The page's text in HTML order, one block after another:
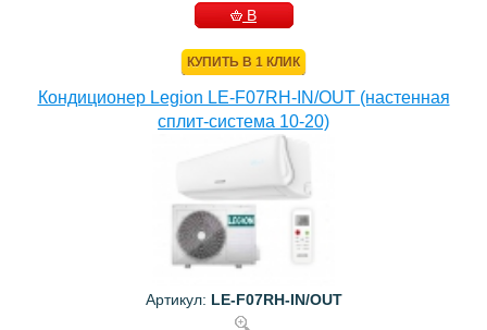
В
КУПИТЬ В 1 КЛИК
Кондиционер Legion LE-F07RH-IN/OUT (настенная
сплит-система 10-20)
Артикул: LE-F07RH-IN/OUT